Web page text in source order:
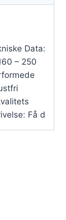
Data:
– 250
Få d